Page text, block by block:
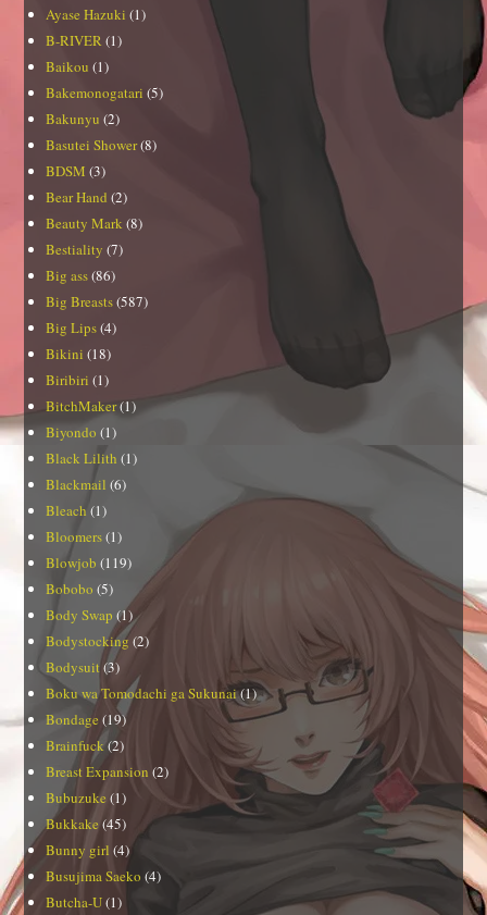
Ayase Hazuki (1)
B-RIVER (1)
Baikou (1)
Bakemonogatari (5)
Bakunyu (2)
Basutei Shower(8)
BDSM (3)
Bear Hand (2)
Beauty Mark (8)
Bestiality (7)
Big ass(86)
Big Breasts(587)
Big Lips(4)
Bikini (18)
Biribiri (1)
BitchMaker(1)
Biyondo (1)
Black Lilith (1)
Blackmail (6)
Bleach (1)
Bloomers(1)
Blowjob (119)
Bobobo (5)
Body Swap (1)
Bodystocking(2)
Bodysuit(3)
Boku wa Tomodachi ga Sukunai(1)
Bondage (19)
Brainfuck(2)
Breast Expansion (2)
Bubuzuke (1)
Bukkake(45)
Bunny girl (4)
Busujima Saeko (4)
Butcha-U(1)